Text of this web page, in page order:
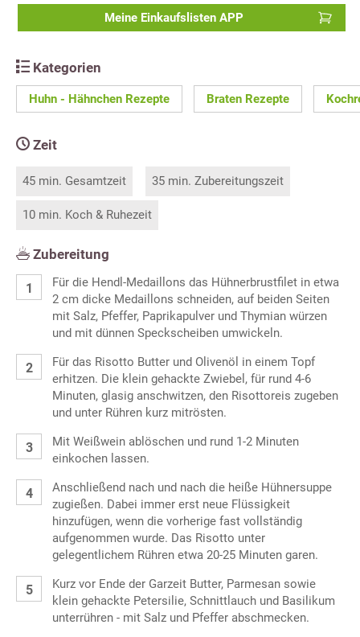
Meine Einkaufslisten APP
Kategorien
Huhn - Hähnchen Rezepte Braten Rezepte
Zeit
45 min. Gesamtzeit 35 min. Zubereitungszeit
10 min. Koch & Ruhezeit
Zubereitung
Für die Hendl-Medaillons das Hühnerbrustfilet in etwa
2 cm dicke Medaillons schneiden, auf beiden Seiten
mit Salz, Pfeffer, Paprikapulver und Thymian würzen
und mit dünnen Speckscheiben umwickeln.
Für das Risotto Butter und Olivenöl in einem Topf
erhitzen. Die klein gehackte Zwiebel, für rund 4-6
Minuten, glasig anschwitzen, den Risottoreis zugeben
und unter Rühren kurz mitrösten.
Mit Weißwein ablöschen und rund 1-2 Minuten
einkochen lassen.
Anschließend nach und nach die heiße Hühnersuppe
zugießen. Dabei immer erst neue Flüssigkeit
hinzufügen, wenn die vorherige fast vollständig
aufgenommen wurde. Das Risotto unter
gelegentlichem Rühren etwa 20-25 Minuten garen.
Kurz vor Ende der Garzeit Butter, Parmesan sowie
klein gehackte Petersilie, Schnittlauch und Basilikum
unterrühren - mit Salz und Pfeffer abschmecken.